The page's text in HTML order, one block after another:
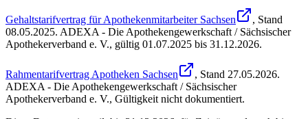
Gehaltstarifvertrag für Apothekenmitarbeiter Sachsen
, Stand
08.05.2025. ADEXA - Die Apothekengewerkschaft / Sächsischer
Apothekerverband e. V., gültig 01.07.2025 bis 31.12.2026.
Rahmentarifvertrag Apotheken Sachsen , Stand 27.05.2026.
ADEXA - Die Apothekengewerkschaft / Sächsischer
Apothekerverband e. V., Gültigkeit nicht dokumentiert.